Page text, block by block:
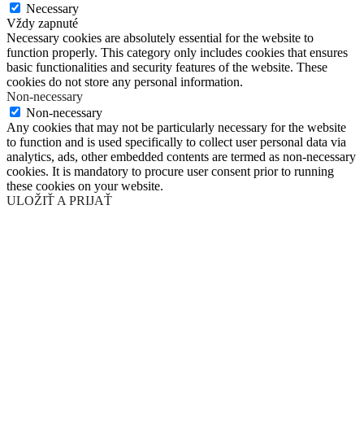
Necessary
Vždy zapnuté
Necessary cookies are absolutely essential for the website to
function properly. This category only includes cookies that ensures
basic functionalities and security features of the website. These
cookies do not store any personal information.
Non-necessary
Non-necessary
Any cookies that may not be particularly necessary for the website
to function and is used specifically to collect user personal data via
analytics, ads, other embedded contents are termed as non-necessary
cookies. It is mandatory to procure user consent prior to running
these cookies on your website.
ULOŽIŤ A PRIJAŤ